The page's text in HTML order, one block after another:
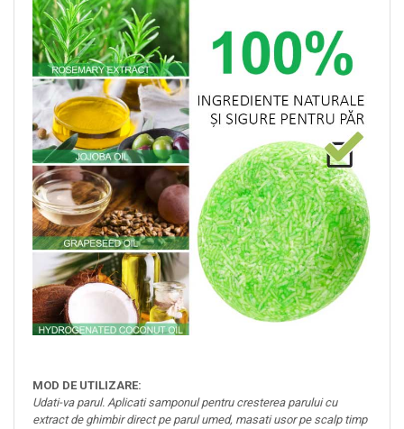
MOD DE UTILIZARE:
Udati-va parul. Aplicati samponul pentru cresterea parului cu
extract de ghimbir direct pe parul umed, masati usor pe scalp timp